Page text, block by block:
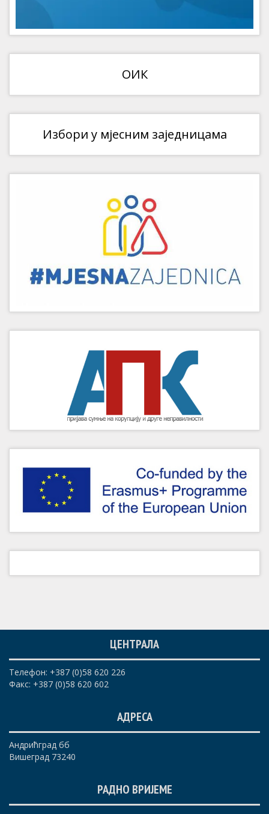
ОИК
Избори у мјесним заједницама
ЦЕНТРАЛА
Телефон: +387 (0)58 620 226
Факс: +387 (0)58 620 602
АДРЕСА
Андрићград бб
Вишеград 73240
РАДНО ВРИЈЕМЕ